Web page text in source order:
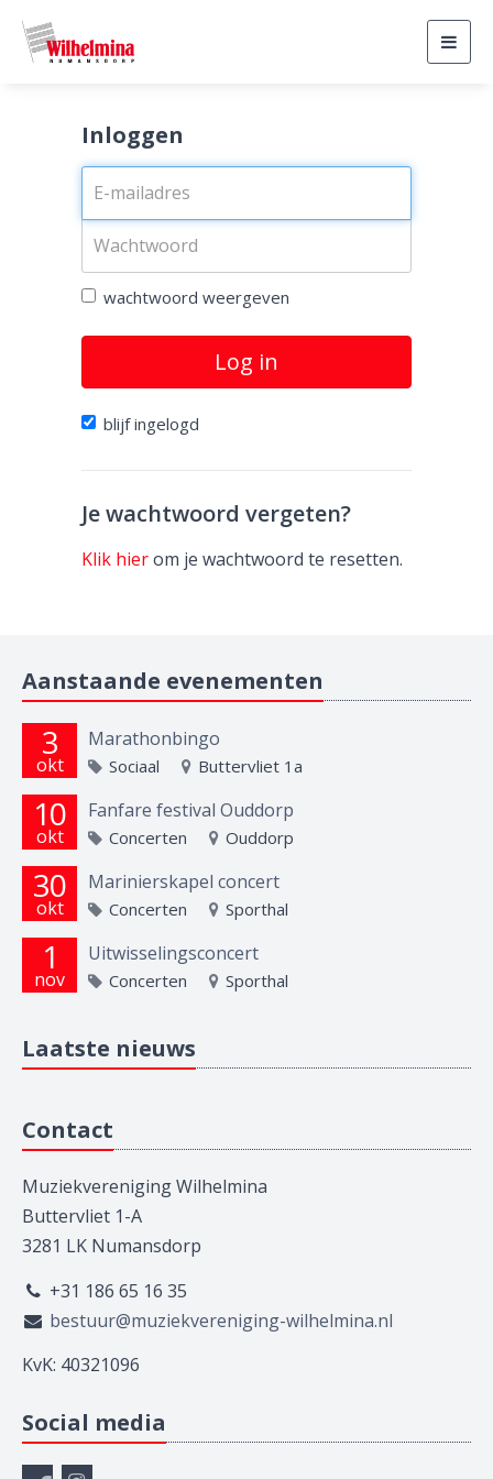
Inloggen
wachtwoord weergeven
Log in
blijf ingelogd
Je wachtwoord vergeten?
Klik hierom je wachtwoord te resetten.
Aanstaande evenementen
3
okt
Marathonbingo
Sociaal Buttervliet 1a
10
okt
Fanfare festival Ouddorp
Concerten Ouddorp
30
okt
Marinierskapel concert
Concerten Sporthal
1
nov
Uitwisselingsconcert
Concerten Sporthal
Laatste nieuws
Contact
Muziekvereniging Wilhelmina
Buttervliet 1-A
3281 LK Numansdorp
+31 186 65 16 35
bestuur@muziekvereniging-wilhelmina.nl
KvK: 40321096
Social media